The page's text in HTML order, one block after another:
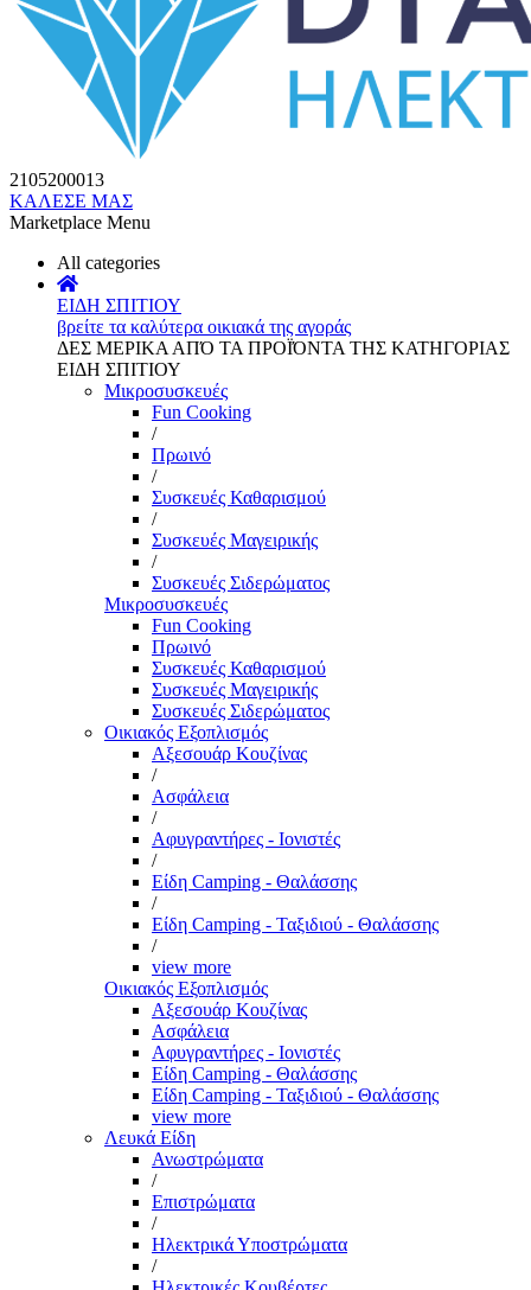
2105200013
ΚΑΛΕΣΕ ΜΑΣ
Marketplace Menu
All categories
ΕΙΔΗ ΣΠΙΤΙΟΥ
βρείτε τα καλύτερα οικιακά της αγοράς
ΔΕΣ ΜΕΡΙΚΑ ΑΠΌ ΤΑ ΠΡΟΪΌΝΤΑ ΤΗΣ ΚΑΤΗΓΟΡΙΑΣ
ΕΙΔΗ ΣΠΙΤΙΟΥ
Μικροσυσκευές
Fun Cooking
/
Πρωινό
/
Συσκευές Καθαρισμού
/
Συσκευές Μαγειρικής
/
Συσκευές Σιδερώματος
Μικροσυσκευές
Fun Cooking
Πρωινό
Συσκευές Καθαρισμού
Συσκευές Μαγειρικής
Συσκευές Σιδερώματος
Οικιακός Εξοπλισμός
Αξεσουάρ Κουζίνας
/
Ασφάλεια
/
Αφυγραντήρες - Ιονιστές
/
Είδη Camping - Θαλάσσης
/
Είδη Camping - Ταξιδιού - Θαλάσσης
/
view more
Οικιακός Εξοπλισμός
Αξεσουάρ Κουζίνας
Ασφάλεια
Αφυγραντήρες - Ιονιστές
Είδη Camping - Θαλάσσης
Είδη Camping - Ταξιδιού - Θαλάσσης
view more
Λευκά Είδη
Ανωστρώματα
/
Επιστρώματα
/
Ηλεκτρικά Υποστρώματα
/